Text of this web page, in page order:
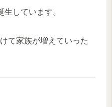
しています。
て家族が増えていった